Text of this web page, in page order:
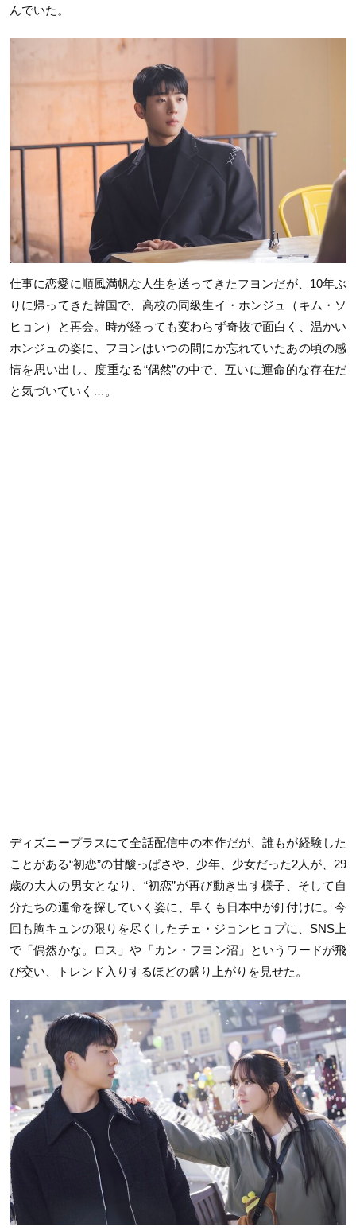
んでいた。
仕事に恋愛に順風満帆な人生を送ってきたフヨンだが、10年ぶ
りに帰ってきた韓国で、高校の同級生イ・ホンジュ（キム・ソ
ヒョン）と再会。時が経っても変わらず奇抜で面白く、温かい
ホンジュの姿に、フヨンはいつの間にか忘れていたあの頃の感
情を思い出し、度重なる“偶然”の中で、互いに運命的な存在だ
と気づいていく…。
ディズニープラスにて全話配信中の本作だが、誰もが経験した
ことがある“初恋”の甘酸っぱさや、少年、少女だった2人が、29
歳の大人の男女となり、“初恋”が再び動き出す様子、そして自
分たちの運命を探していく姿に、早くも日本中が釘付けに。今
回も胸キュンの限りを尽くしたチェ・ジョンヒョプに、SNS上
で「偶然かな。ロス」や「カン・フヨン沼」というワードが飛
び交い、トレンド入りするほどの盛り上がりを見せた。